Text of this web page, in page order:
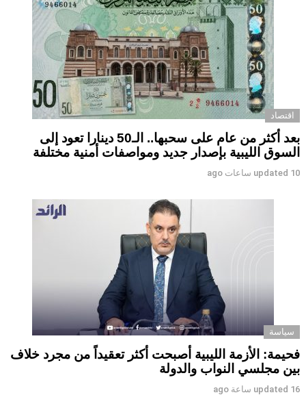
اقتصاد
بعد أكثر من عام على سحبها.. الـ50 دينارا تعود إلى
السوق الليبية بإصدار جديد ومواصفات أمنية مختلفة
updated 10 ساعات ago
سياسة
فحيمة: الأزمة الليبية أصبحت أكثر تعقيداً من مجرد خلاف
بين مجلسي النواب والدولة
updated 16 ساعة ago